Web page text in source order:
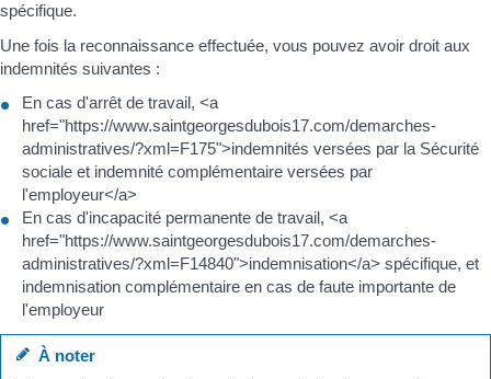
spécifique.
Une fois la reconnaissance effectuée, vous pouvez avoir droit aux
indemnités suivantes :
En cas d'arrêt de travail, <a
href="https://www.saintgeorgesdubois17.com/demarches-
administratives/?xml=F175">indemnités versées par la Sécurité
sociale et indemnité complémentaire versées par
l'employeur</a>
En cas d'incapacité permanente de travail, <a
href="https://www.saintgeorgesdubois17.com/demarches-
administratives/?xml=F14840">indemnisation</a> spécifique, et
indemnisation complémentaire en cas de faute importante de
l'employeur
À noter